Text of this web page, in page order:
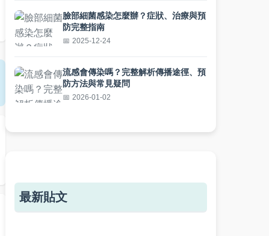
臉部細菌感染怎麼辦？症狀、治療與預
防完整指南
2025-12-24
流感會傳染嗎？完整解析傳播途徑、預
防方法與常見疑問
2026-01-02
最新貼文